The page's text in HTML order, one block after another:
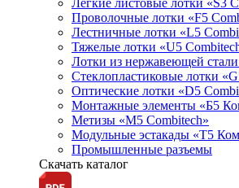
Проволочные лотки «F5
Лестничные лотки «L5
Тяжелые лотки «U5
Лотки из нержавеющей
Стеклопластиковые лотки
Оптические лотки «D5
Монтажные элементы «Б5
Метизы «M5 Combitech»
Модульные эстакады «Т5
Промышленные разъемы
Скачать каталог